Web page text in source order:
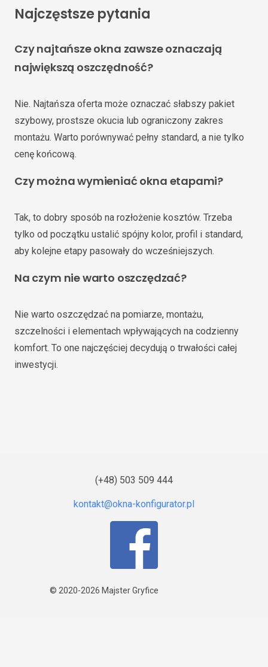
Najczęstsze pytania
Czy najtańsze okna zawsze oznaczają
największą oszczędność?
Nie. Najtańsza oferta może oznaczać słabszy pakiet
szybowy, prostsze okucia lub ograniczony zakres
montażu. Warto porównywać pełny standard, a nie tylko
cenę końcową.
Czy można wymieniać okna etapami?
Tak, to dobry sposób na rozłożenie kosztów. Trzeba
tylko od początku ustalić spójny kolor, profil i standard,
aby kolejne etapy pasowały do wcześniejszych.
Na czym nie warto oszczędzać?
Nie warto oszczędzać na pomiarze, montażu,
szczelności i elementach wpływających na codzienny
komfort. To one najczęściej decydują o trwałości całej
inwestycji.
(+48) 503 509 444
© 2020-2026 Majster Gryfice